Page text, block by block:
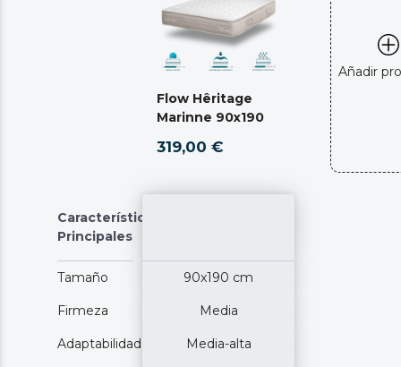
Flow Hêritage
Marinne 90x190
319,00 €
Añadir
Características
Principales
Tamaño 90x190 cm
Firmeza Media
Adaptabilidad Media-alta